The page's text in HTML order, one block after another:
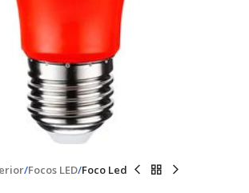
Focos LED Foco Led